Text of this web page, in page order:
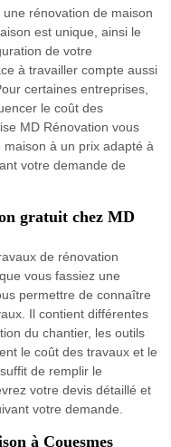
rénovation de maison
est unique, ainsi le
de votre
à travailler compte aussi
certaines entreprises,
le coût des
MD Rénovation vous
à un prix adapté à
votre demande de
gratuit chez MD
de rénovation
vous fassiez une
permettre de connaître
Il contient différentes
du chantier, les outils
le coût des travaux et le
de remplir le
votre devis détaillé et
votre demande.
à Couesmes